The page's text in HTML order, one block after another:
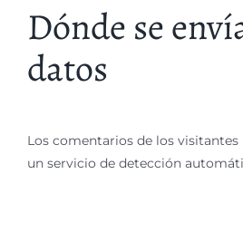
Dónde se
datos
Los comentarios de los visitantes
un servicio de detección